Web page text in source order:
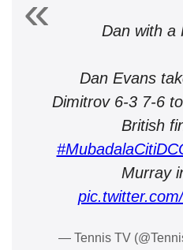
Dan with a
Dan Evans
Dimitrov 6-3 7-6
British
Murray
— Tennis TV